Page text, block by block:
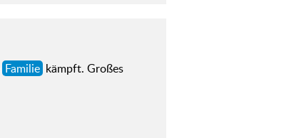
Familie kämpft. Großes